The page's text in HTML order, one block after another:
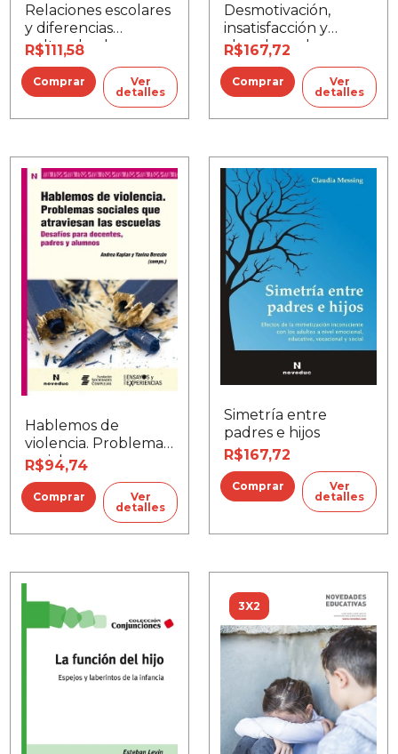
Relaciones escolares
y diferencias
culturales: la
educación en
perspectiva
intercultural
R$111,58
Ver
detalles
Desmotivación,
insatisfacción y
abandono de
proyectos en los
jóvenes
R$167,72
Ver
detalles
Hablemos de
violencia. Problemas
sociales que
atraviesan las
escuelas
R$94,74
Ver
detalles
Simetría entre
padres e hijos
R$167,72
Ver
detalles
3X2